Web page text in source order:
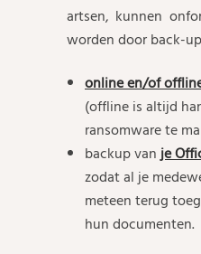
artsen, kunnen
worden door back-
online en/of
(offline is altijd
ransomware te
backup vanje
zodat al je
meteen terug
hun documenten.